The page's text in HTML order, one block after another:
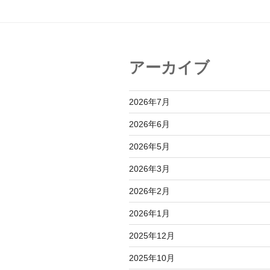
ョ
ン
アーカイブ
2026年7月
2026年6月
2026年5月
2026年3月
2026年2月
2026年1月
2025年12月
2025年10月